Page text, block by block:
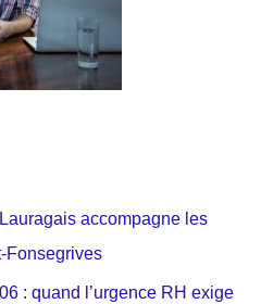
accompagne les
Fonsegrives
: quand l’urgence RH exige